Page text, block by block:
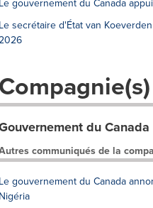
Le gouvernement du Canada
Le secrétaire d'État van
du Canada
communiqués de la
Le gouvernement du Canada
Nigéria